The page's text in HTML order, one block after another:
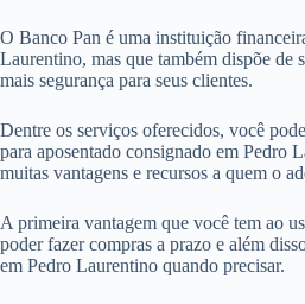
O Banco Pan é uma instituição
Laurentino, mas que também dispõe de
mais segurança para seus clientes.
Dentre os serviços oferecidos, você
para aposentado consignado em Pedro
muitas vantagens e recursos a quem o
A primeira vantagem que você tem ao
poder fazer compras a prazo e além
em Pedro Laurentino quando precisar.